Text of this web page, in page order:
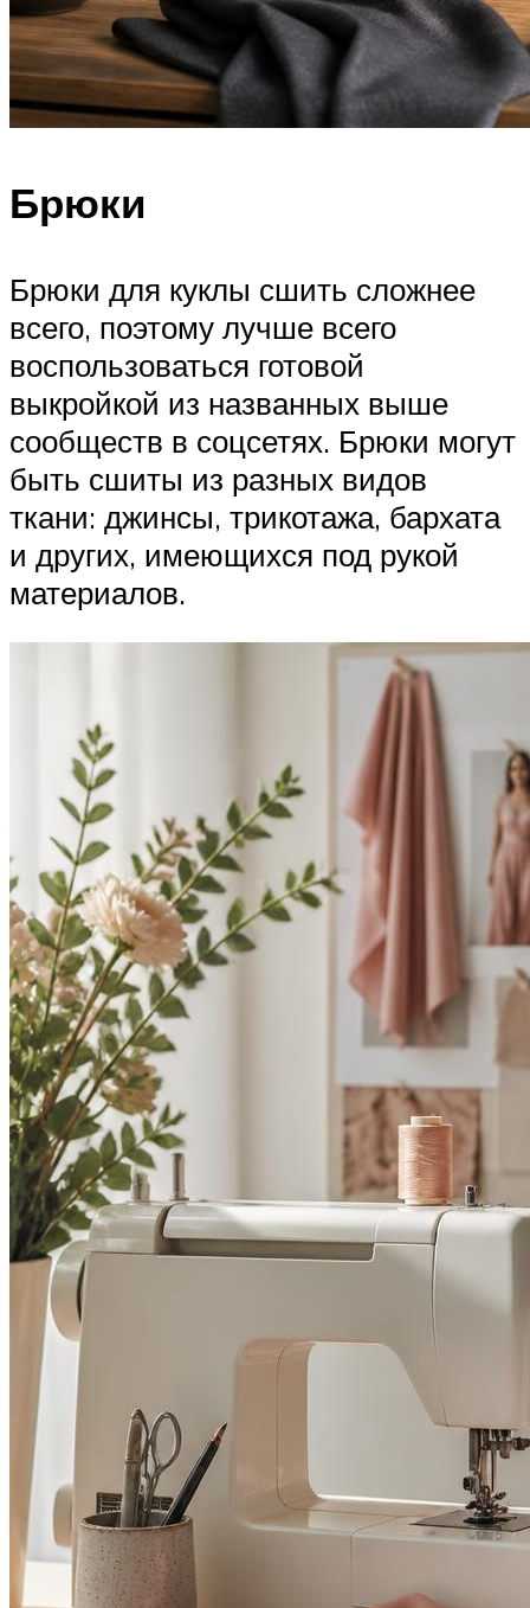
Брюки
Брюки для куклы сшить сложнее
всего, поэтому лучше всего
воспользоваться готовой
выкройкой из названных выше
сообществ в соцсетях. Брюки могут
быть сшиты из разных видов
ткани: джинсы, трикотажа, бархата
и других, имеющихся под рукой
материалов.